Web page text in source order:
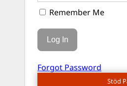
Remember Me
Forgot Password
Stöd